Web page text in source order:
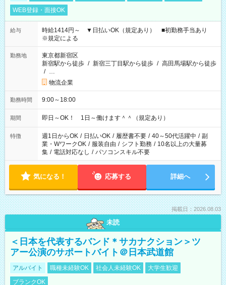
WEB登録・面接OK
給与
時給1414円～ ▼日払いOK（規定あり） ■初勤務手当あり
※規定による
勤務地
東京都新宿区
新宿駅から徒歩 / 新宿三丁目駅から徒歩 / 高田馬場駅から徒歩
/ …
物流企業
勤務時間 9:00～18:00
期間 即日～OK！ 1日～働けます＾＾（規定あり）
特徴 週1日からOK / 日払いOK / 履歴書不要 / 40～50代活躍中 / 副
業・WワークOK / 服装自由 / シフト勤務 / 10名以上の大量募
集 / 電話対応なし / パソコンスキル不要
気になる！ 応募する 詳細へ
掲載日：2026.08.03
未読
＜日本を代表するバンド＊サカナクション＞ツ
アー公演のサポートバイト＠日本武道館
アルバイト 職種未経験OK 社会人未経験OK
大学生歓迎
ブランクOK